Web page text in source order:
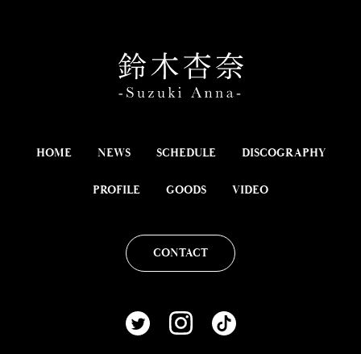
HOME NEWS SCHEDULE DISCOGRAPHY
PROFILE GOODS VIDEO
CONTACT